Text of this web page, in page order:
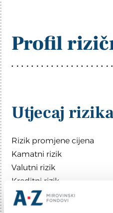
Profil
Utjecaj
Rizik promjene cijena
Kamatni rizik
Valutni rizik
Kreditni rizik
Rizik namire
Rizik likvidnosti